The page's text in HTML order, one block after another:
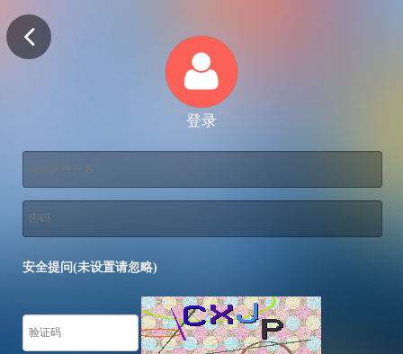
登录
安全提问(未设置请忽略)